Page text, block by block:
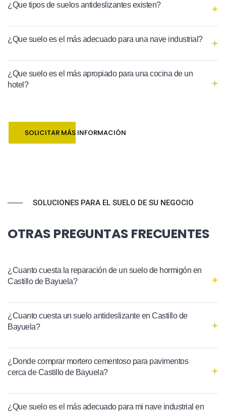
¿Que tipos de suelos antideslizantes existen?
¿Que suelo es el más adecuado para una nave industrial?
¿Que suelo es el más apropiado para una cocina de un
hotel?
SOLICITAR MÁS INFORMACIÓN
SOLUCIONES PARA EL SUELO DE SU NEGOCIO
OTRAS PREGUNTAS FRECUENTES
¿Cuanto cuesta la reparación de un suelo de hormigón en
Castillo de Bayuela?
¿Cuanto cuesta un suelo antideslizante en Castillo de
Bayuela?
¿Donde comprar mortero cementoso para pavimentos
cerca de Castillo de Bayuela?
¿Que suelo es el más adecuado para mi nave industrial en